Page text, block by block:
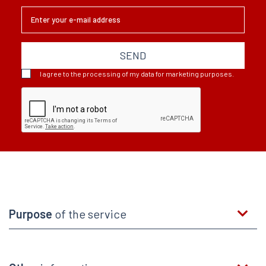
SEND
I agree to the processing of my data for marketing purposes.
Purpose of the service